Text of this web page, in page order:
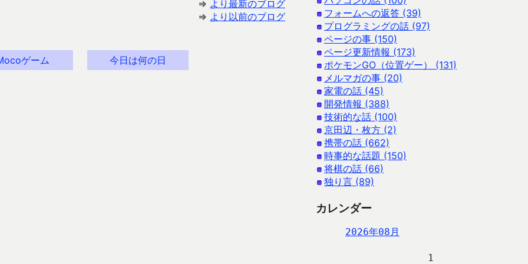
⇒ より最新のブログ
⇒ より以前のブログ
ゲーム 今日は何の日
フォームへの返答 (39)
プログラミングの話 (97)
ページの事 (150)
ページ更新情報 (173)
ポケモンGO（位置ゲー） (131)
メルマガの事 (20)
家電の話 (45)
開発情報 (388)
技術的な話 (100)
京田辺・枚方 (2)
携帯の話 (662)
時事的な話題 (150)
将棋の話 (66)
独り言 (89)
カレンダー
2026年08月
                   1